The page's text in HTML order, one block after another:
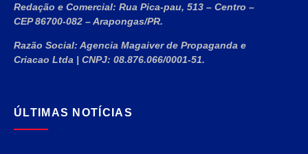
Redação e Comercial: Rua Pica-pau, 513 – Centro –
CEP 86700-082 – Arapongas/PR.
Razão Social: Agencia Magaiver de Propaganda e
Criacao Ltda | CNPJ: 08.876.066/0001-51.
ÚLTIMAS NOTÍCIAS